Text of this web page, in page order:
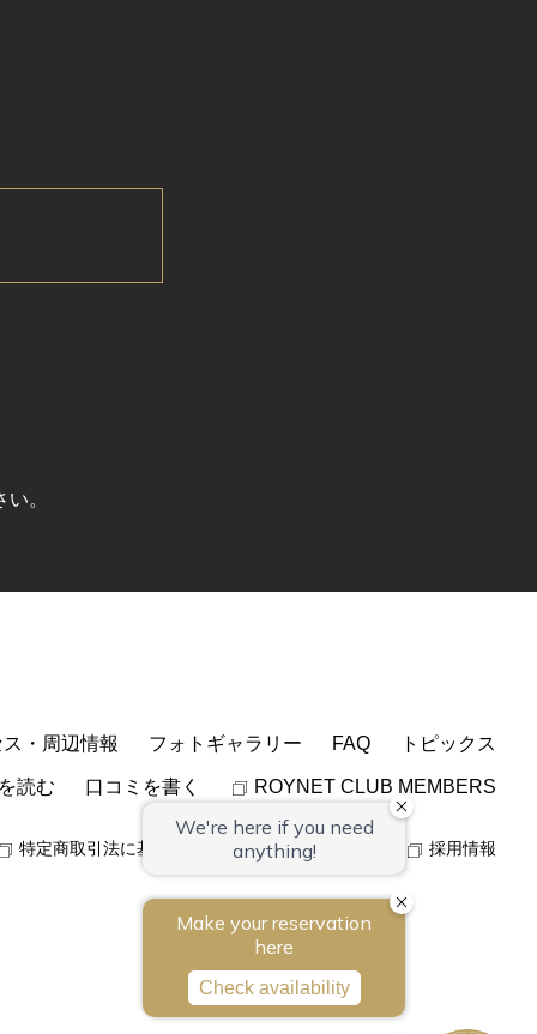
。
・周辺情報 フォトギャラリー FAQ トピックス
読む 口コミを書く ROYNET CLUB MEMBERS
特定商取引法に基づく表記 パンフレット 採用情報